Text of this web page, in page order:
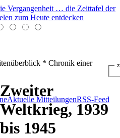
Vergangenheit … die Zeittafel der
zum Heute entdecken
* Chronik einer
Aktuelle MitteilungenRSS-Feed
Zweiter
Weltkrieg, 1939
bis 1945